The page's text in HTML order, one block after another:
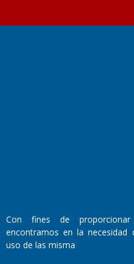
Domicilio Legal: José Ingenieros 855,
Con fines de
encontramos en la necesidad
uso de las misma